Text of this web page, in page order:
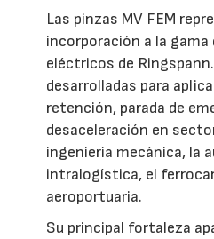
Las pinzas MV FEM
incorporación a la
eléctricos de
desarrolladas para
retención, parada de
desaceleración en
ingeniería mecánica, la
intralogística, el
aeroportuaria.
Su principal fortaleza